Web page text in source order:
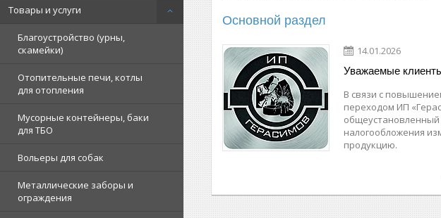
Товары и услуги
Благоустройство (урны,
скамейки)
Отопительные печи, котлы
для отопления
Мусорные контейнеры, баки
для ТБО
Вольеры для собак
Металлические заборы и
ограждения
Основной раздел
14.01.2026
Уважаемые
В связи с
переходом ИП
налогообложения
продукцию.